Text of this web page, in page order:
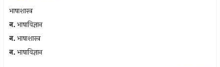
भाषाशास्त्र
न. भाषाविज्ञान
न. भाषाशास्त्र
न. भाषाविज्ञान